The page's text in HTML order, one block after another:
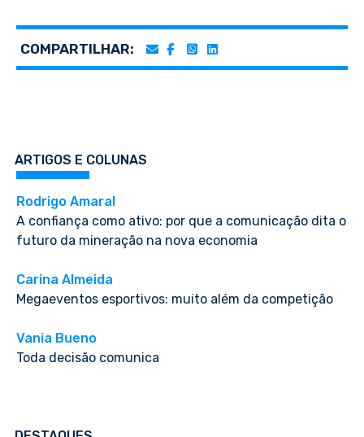
COMPARTILHAR:
ARTIGOS E COLUNAS
Rodrigo Amaral
A confiança como ativo: por que a comunicação dita o
futuro da mineração na nova economia
Carina Almeida
Megaeventos esportivos: muito além da competição
Vania Bueno
Toda decisão comunica